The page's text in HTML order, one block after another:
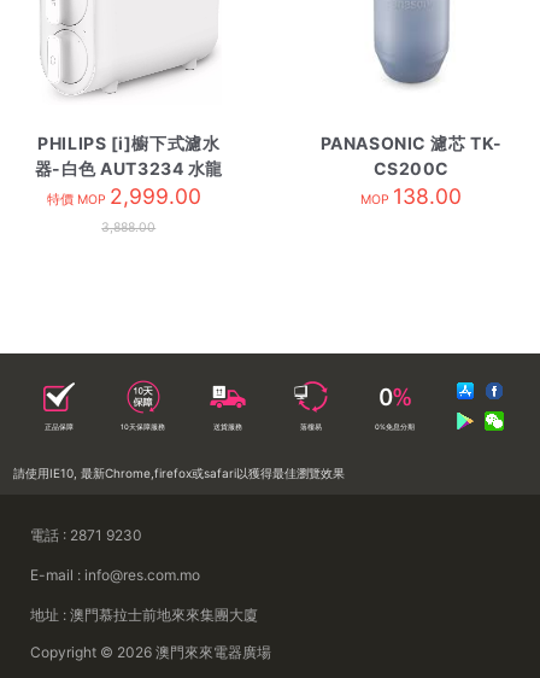
PHILIPS [i]櫥下式濾水
器-白色 AUT3234 水龍
頭
特價 MOP 2,999.00
3,888.00
PANASONIC 濾芯 TK-
CS200C
MOP 138.00
正品保障 10天保障服務 送貨服務 落樓易 0%免息分期
請使用IE10, 最新Chrome,firefox或safari以獲得最佳瀏覽效果
電話 : 2871 9230
E-mail : info@res.com.mo
地址 : 澳門慕拉士前地來來集團大廈
Copyright © 2026 澳門來來電器廣場